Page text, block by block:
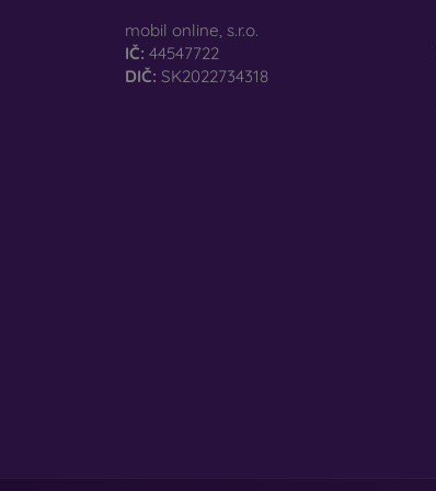
mobil online, s.r.o.
IČ: 44547722
DIČ: SK2022734318